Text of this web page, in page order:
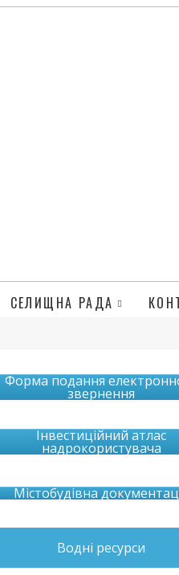
СЕЛИЩНА РАДА
Форма подання
звернення
Інвестиційний атлас
надрокористувача
Містобудівна
Водні ресурси